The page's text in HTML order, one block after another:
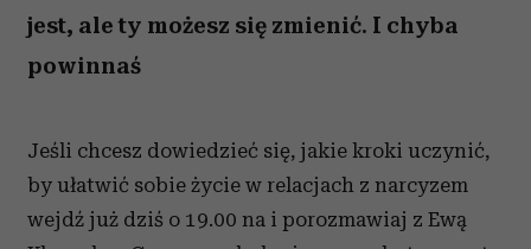
jest, ale ty możesz się zmienić. I chyba
powinnaś
Jeśli chcesz dowiedzieć się, jakie kroki uczynić,
by ułatwić sobie życie w relacjach z narcyzem
wejdź już dziś o 19.00 na i porozmawiaj z Ewą